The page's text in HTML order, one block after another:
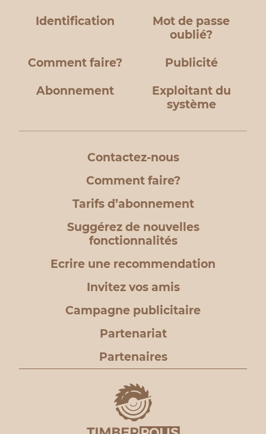
Identification
Mot de passe
oublié?
Comment faire? Publicité
Abonnement
Exploitant du
système
Contactez-nous
Comment faire?
Tarifs d’abonnement
Suggérez de nouvelles
fonctionnalités
Ecrire une recommendation
Invitez vos amis
Campagne publicitaire
Partenariat
Partenaires